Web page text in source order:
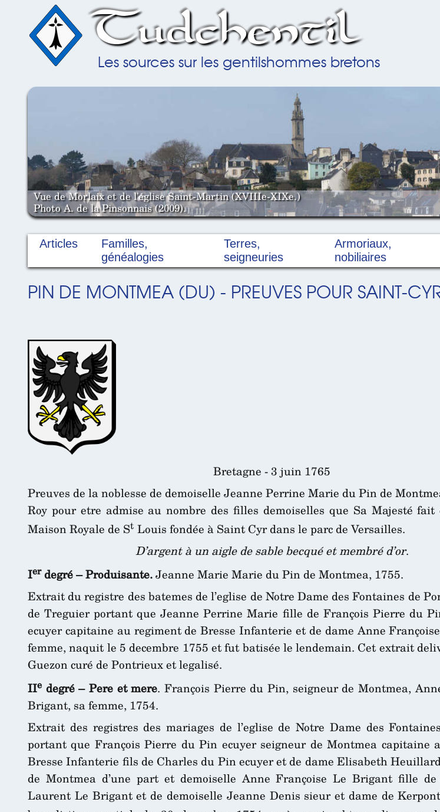
Tudchentil
Les sources sur les gentilshommes bretons
Vue de Morlaix et de l'église Saint-Martin (XVIIIe-XIXe.)
Photo A. de la Pinsonnais (2009).
Articles
Familles,
généalogies
Terres,
seigneuries
Armoriaux,
nobiliaires
PIN DE MONTMEA (DU) - PREUVES POUR SAINT-
Bretagne - 3 juin 1765
Preuves de la noblesse de demoiselle Jeanne Perrine Marie du Pin de
Roy pour etre admise au nombre des filles demoiselles que Sa Majesté
Maison Royale de St Louis fondée à Saint Cyr dans le parc de Versailles.
D’argent à un aigle de sable becqué et membré d’or.
Ierdegré – Produisante.Jeanne Marie Marie du Pin de Montmea, 1755.
Extrait du registre des batemes de l’eglise de Notre Dame des Fontaines de
de Treguier portant que Jeanne Perrine Marie fille de François Pierre du
ecuyer capitaine au regiment de Bresse Infanterie et de dame Anne
femme, naquit le 5 decembre 1755 et fut batisée le lendemain. Cet extrait
Guezon curé de Pontrieux et legalisé.
IIe degré – Pere et mere. François Pierre du Pin, seigneur de Montmea,
Brigant, sa femme, 1754.
Extrait des registres des mariages de l’eglise de Notre Dame des
portant que François Pierre du Pin ecuyer seigneur de Montmea capitaine
Bresse Infanterie fils de Charles du Pin ecuyer et de dame Elisabeth
de Montmea d’une part et demoiselle Anne Françoise Le Brigant fille de
Laurent Le Brigant et de demoiselle Jeanne Denis sieur et dame de